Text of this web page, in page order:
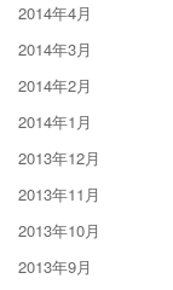
2014年4月
2014年3月
2014年2月
2014年1月
2013年12月
2013年11月
2013年10月
2013年9月